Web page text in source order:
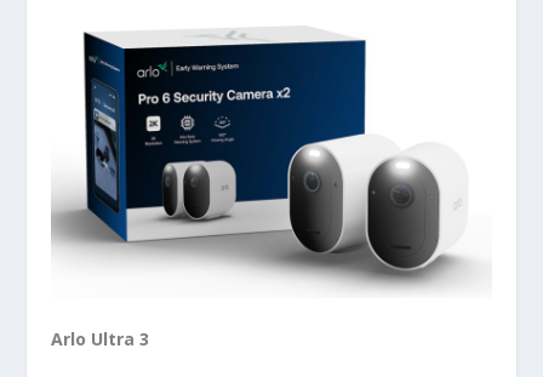
Arlo Ultra 3